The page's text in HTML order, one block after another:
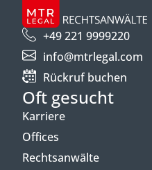
+49 221 9999220
info@mtrlegal.com
Rückruf buchen
Oft gesucht
Karriere
Offices
Rechtsanwälte